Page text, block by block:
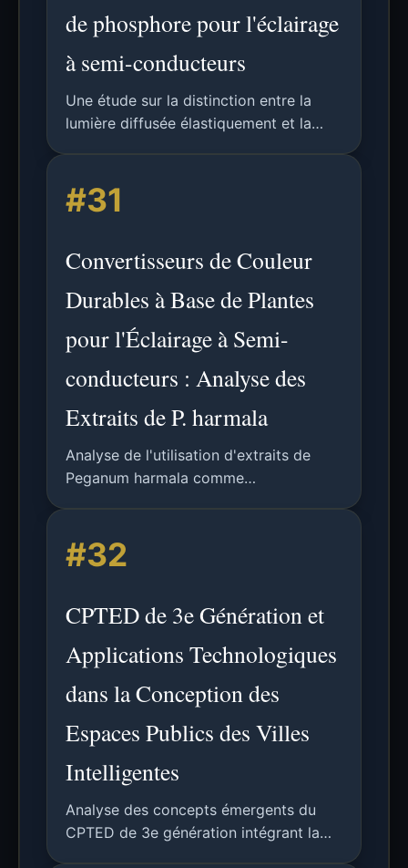
de phosphore pour l'éclairage
à semi-conducteurs
Une étude sur la distinction entre la
lumière diffusée élastiquement et la
les LED blanches, permettant
l'extraction de paramètres clés du
#31
Convertisseurs de Couleur
Durables à Base de Plantes
pour l'Éclairage à Semi-
conducteurs : Analyse des
Extraits de P. harmala
Analyse de l'utilisation d'extraits de
Peganum harmala comme
conducteurs, comparant différentes
plateformes et démontrant l'intégration
#32
CPTED de 3e Génération et
Applications Technologiques
dans la Conception des
Espaces Publics des Villes
Intelligentes
Analyse des concepts émergents du
CPTED de 3e génération intégrant la